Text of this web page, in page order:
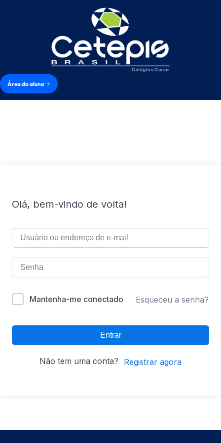
Área do aluno
Olá, bem-vindo de volta!
Mantenha-me conectado Esqueceu a senha?
Entrar
Não tem uma conta? Registrar agora